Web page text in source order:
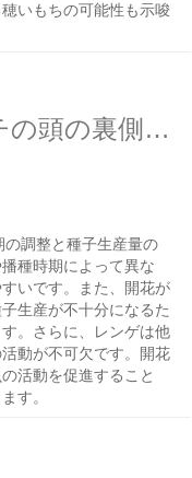
いもちの可能性も示唆
ノアズキの蕊はハナバチの頭の裏側にそっと回り込む
の調整と種子生産量の
種時期によって異な
いです。また、開花が
生産が不十分になるた
。さらに、レンゲは他
動が不可欠です。開花
活動を促進すること
す。